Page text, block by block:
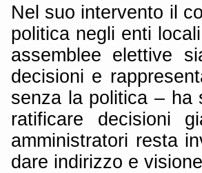
Nel suo intervento il
politica negli enti
assemblee elettive
decisioni e
senza la politica – ha
ratificare decisioni
amministratori resta
dare indirizzo e